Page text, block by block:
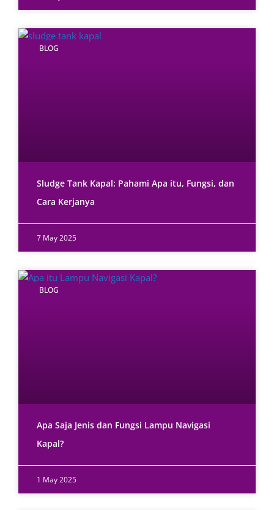
BLOG
Sludge Tank Kapal: Pahami Apa itu, Fungsi, dan
Cara Kerjanya
7 May 2025
BLOG
Apa Saja Jenis dan Fungsi Lampu Navigasi
Kapal?
1 May 2025